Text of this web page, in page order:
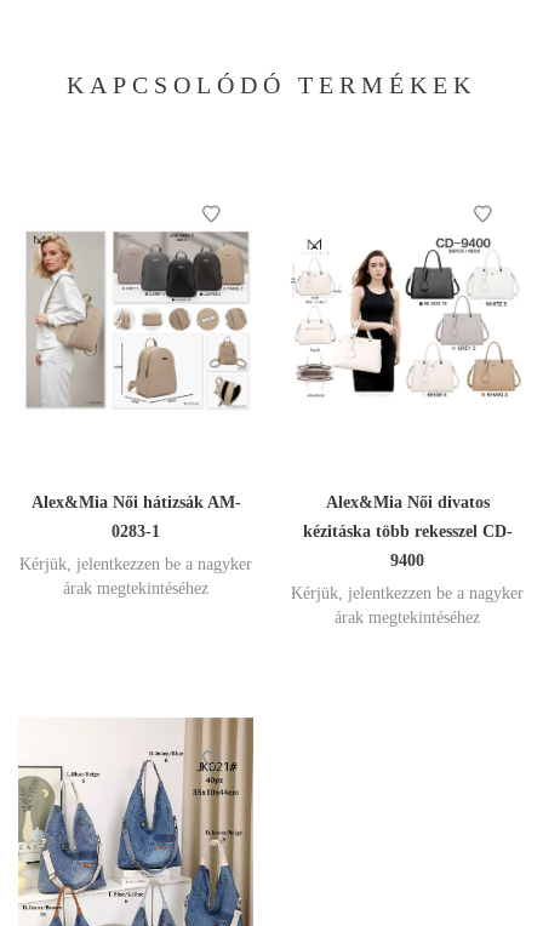
KAPCSOLÓDÓ TERMÉKEK
Alex&Mia Női hátizsák AM-
0283-1
Kérjük, jelentkezzen be a nagyker
árak megtekintéséhez
Alex&Mia Női divatos
kézitáska több rekesszel CD-
9400
Kérjük, jelentkezzen be a nagyker
árak megtekintéséhez